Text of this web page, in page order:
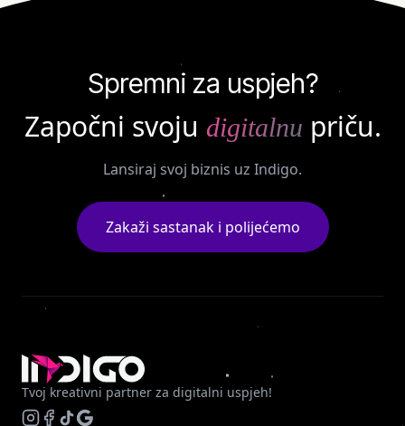
Spremni za uspjeh?
Započni svoju digitalnu priču.
Lansiraj svoj biznis uz Indigo.
Zakaži sastanak i polijećemo
Tvoj kreativni partner za digitalni uspjeh!